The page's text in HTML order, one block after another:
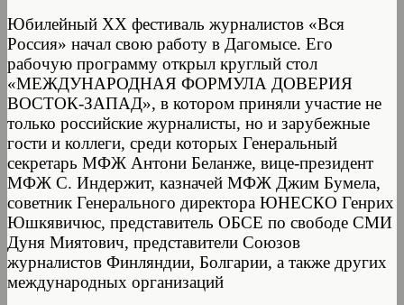
Юбилейный XX фестиваль журналистов «Вся
Россия» начал свою работу в Дагомысе. Его
рабочую программу открыл круглый стол
«МЕЖДУНАРОДНАЯ ФОРМУЛА ДОВЕРИЯ
ВОСТОК-ЗАПАД», в котором приняли участие не
только российские журналисты, но и зарубежные
гости и коллеги, среди которых Генеральный
секретарь МФЖ Антони Беланже, вице-президент
МФЖ С. Индержит, казначей МФЖ Джим Бумела,
советник Генерального директора ЮНЕСКО Генрих
Юшкявичюс, представитель ОБСЕ по свободе СМИ
Дуня Миятович, представители Союзов
журналистов Финляндии, Болгарии, а также других
международных организаций